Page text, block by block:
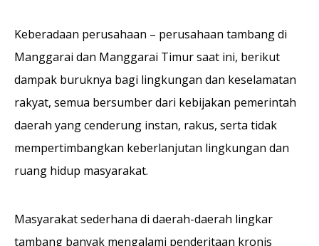
Keberadaan perusahaan – perusahaan tambang di
Manggarai dan Manggarai Timur saat ini, berikut
dampak buruknya bagi lingkungan dan keselamatan
rakyat, semua bersumber dari kebijakan pemerintah
daerah yang cenderung instan, rakus, serta tidak
mempertimbangkan keberlanjutan lingkungan dan
ruang hidup masyarakat.
Masyarakat sederhana di daerah-daerah lingkar
tambang banyak mengalami penderitaan kronis